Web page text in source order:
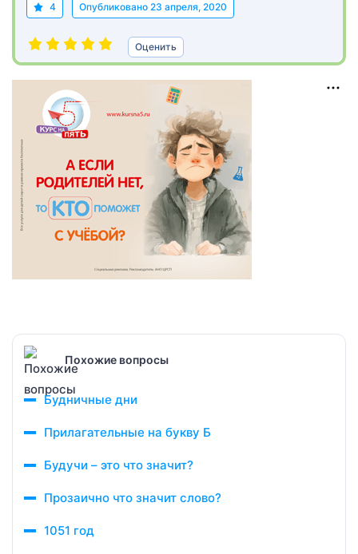
4 Опубликовано 23 апреля, 2020
Оценить
Похожие вопросы
Будничные дни
Прилагательные на букву Б
Будучи – это что значит?
Прозаично что значит слово?
1051 год